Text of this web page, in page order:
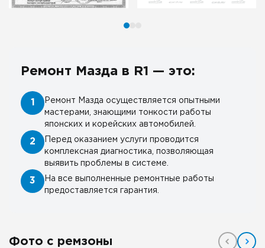
Ремонт Мазда в R1 — это:
1
Ремонт Мазда осуществляется опытными
мастерами, знающими тонкости работы
японских и корейских автомобилей.
2
Перед оказанием услуги проводится
комплексная диагностика, позволяющая
выявить проблемы в системе.
3
На все выполненные ремонтные работы
предоставляется гарантия.
Фото с ремзоны